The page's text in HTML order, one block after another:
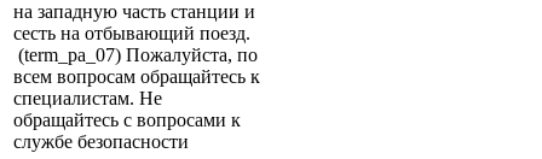
на западную часть станции и
сесть на отбывающий поезд.
(term_pa_07) Пожалуйста, по
всем вопросам обращайтесь к
специалистам. Не
обращайтесь с вопросами к
службе безопасности